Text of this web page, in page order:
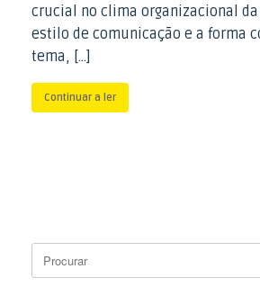
crucial no clima organizacional da
estilo de comunicação e a forma
tema, […]
Continuar a ler